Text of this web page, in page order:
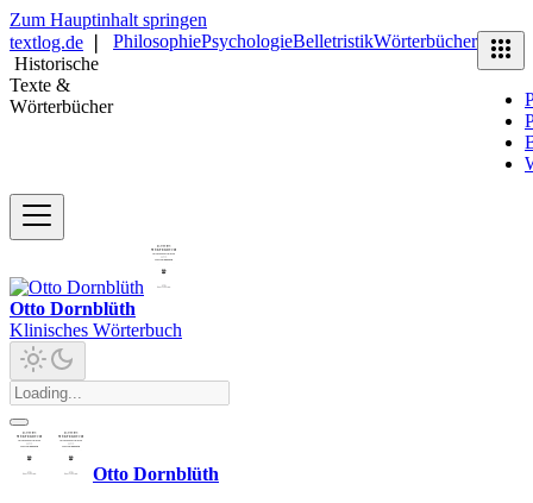
Zum Hauptinhalt springen
textlog.de
Historische
Texte &
Wörterbücher
PhilosophiePsychologieBelletristikWörterbücher
Otto Dornblüth
Klinisches Wörterbuch
Otto Dornblüth